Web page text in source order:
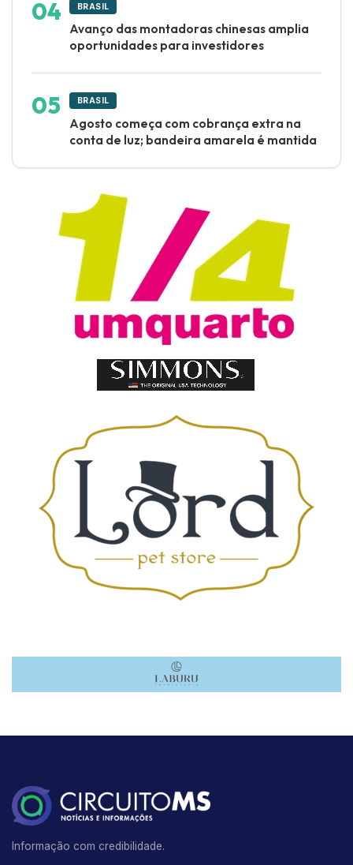
BRASIL
Avanço das montadoras chinesas amplia
oportunidades para investidores
BRASIL
Agosto começa com cobrança extra na
conta de luz; bandeira amarela é mantida
Informação com credibilidade.